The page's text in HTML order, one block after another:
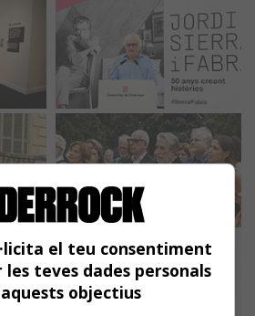
el teu consentiment
teves dades personals
objectius